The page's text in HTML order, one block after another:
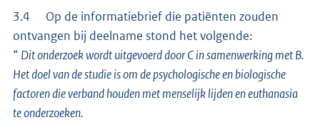
3.4 Op de informatiebrief die patiënten zouden
ontvangen bij deelname stond het volgende:
“ Dit onderzoek wordt uitgevoerd door C in samenwerking met B.
Het doel van de studie is om de psychologische en biologische
factoren die verband houden met menselijk lijden en euthanasia
te onderzoeken.